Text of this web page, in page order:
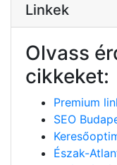
Linkek
Olvass
cikkeket:
Premium
SEO
Észak-